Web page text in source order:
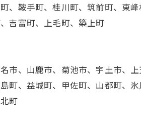
、鞍手町、桂川町、筑前町、東
吉富町、上毛町、築上町
市、山鹿市、菊池市、宇土市、
町、益城町、甲佐町、山都町、
町